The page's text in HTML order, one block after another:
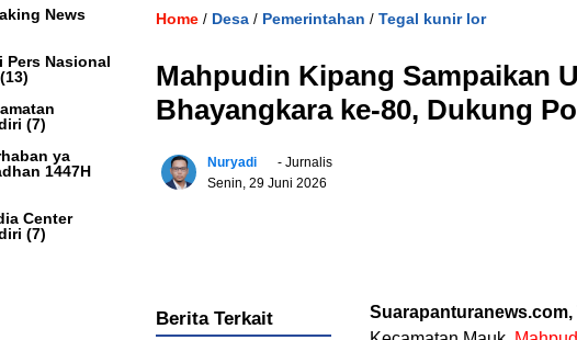
News
Pers Nasional
(7)
ya
1447H
Center
(7)
Home / Desa / Pemerintahan / Tegal kunir lor
Mahpudin Kipang Sampaikan
Bhayangkara ke-80, Dukung
Nuryadi
- Jurnalis
Senin, 29 Juni 2026
Berita Terkait